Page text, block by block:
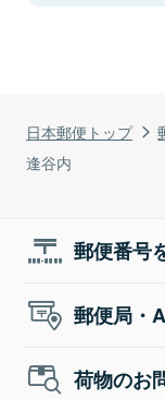
日本郵便トップ
逢谷内
郵便番号
郵便局・
荷物のお